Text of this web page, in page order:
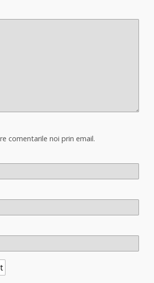
comentarile noi prin email.